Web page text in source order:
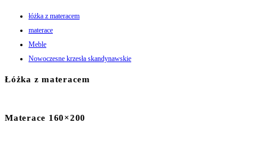
łóżka z materacem
materace
Meble
Nowoczesne krzesła skandynawskie
Łóżka z materacem
Materace 160×200